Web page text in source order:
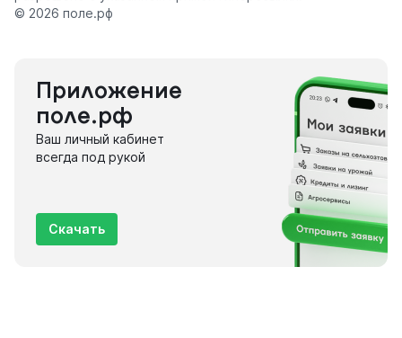
© 2026 поле.рф
Приложение
поле.рф
Ваш личный кабинет
всегда под рукой
Скачать